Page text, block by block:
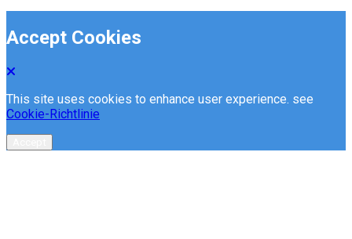
Accept Cookies
This site uses cookies to enhance user experience. see
Cookie-Richtlinie